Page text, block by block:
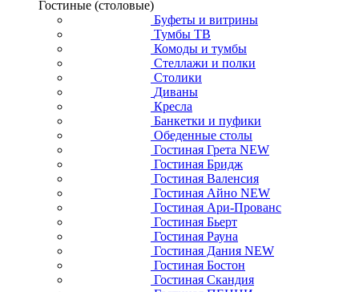
Гостиные (столовые)
Буфеты и витрины
Тумбы ТВ
Комоды и тумбы
Стеллажи и полки
Столики
Диваны
Кресла
Банкетки и пуфики
Обеденные столы
Гостиная Грета NEW
Гостиная Бридж
Гостиная Валенсия
Гостиная Айно NEW
Гостиная Ари-Прованс
Гостиная Бьерт
Гостиная Рауна
Гостиная Дания NEW
Гостиная Бостон
Гостиная Скандия